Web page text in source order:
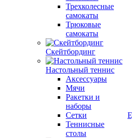
Трехколесные
самокаты
Трюковые
самокаты
Скейтбординг
Настольный теннис
Аксессуары
Мячи
Ракетки и
наборы
Сетки
Теннисные
столы